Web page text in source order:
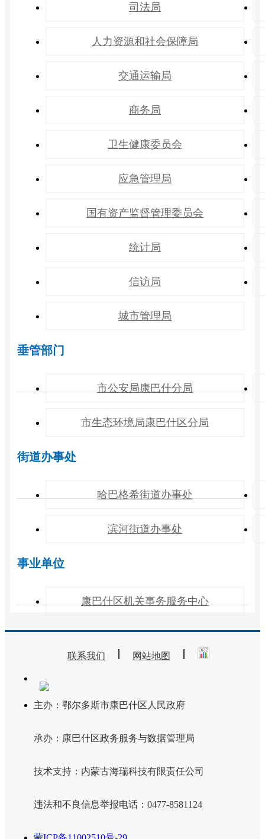
司法局
人力资源和社会保障局
交通运输局
商务局
卫生健康委员会
应急管理局
国有资产监督管理委员会
统计局
信访局
城市管理局
垂管部门
市公安局康巴什分局
市生态环境局康巴什区分局
街道办事处
哈巴格希街道办事处
滨河街道办事处
事业单位
康巴什区机关事务服务中心
联系我们 网站地图
主办：鄂尔多斯市康巴什区人民政府
承办：康巴什区政务服务与数据管理局
技术支持：内蒙古海瑞科技有限责任公司
违法和不良信息举报电话：0477-8581124